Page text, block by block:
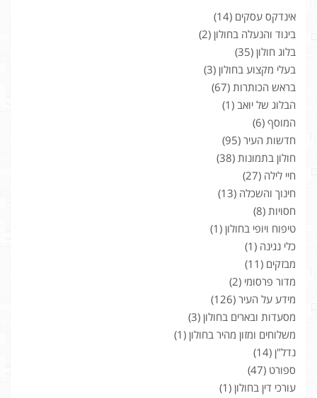
אינדקס עסקים (14)
ביגוד והנעלה בחולון (2)
בלוג חולון (35)
בעלי מקצוע בחולון (3)
בראש הכותרות (67)
הבלוג של יואב (1)
המוסף (6)
חדשות העיר (95)
חולון בתמונות (38)
חיי לילה (27)
חינוך והשכלה (13)
חסויות (8)
טיפוח ויופי בחולון (1)
כלי נגינה (1)
מבזקים (11)
מדור פרסומי (2)
מידע על העיר (126)
מסעדות ובארים בחולון (3)
משלוחים ומזון מהיר בחולון (1)
נדל"ן (14)
ספורט (47)
עורכי דין בחולון (1)